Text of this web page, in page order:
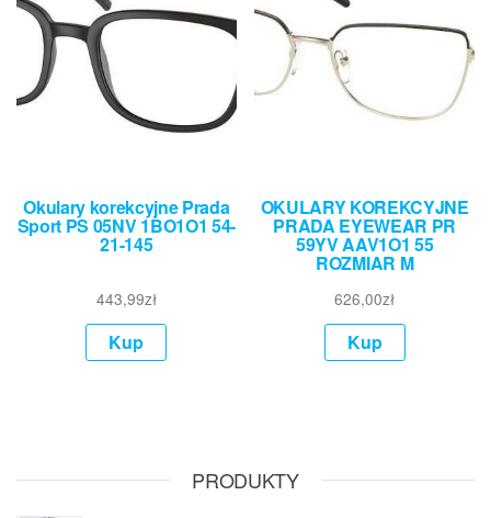
Okulary korekcyjne Prada
Sport PS 05NV 1BO1O1 54-
21-145
443,99zł
Kup
OKULARY KOREKCYJNE
PRADA EYEWEAR PR
59YV AAV1O1 55
ROZMIAR M
626,00zł
Kup
PRODUKTY